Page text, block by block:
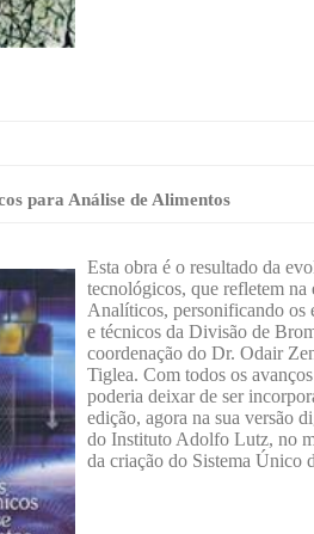
para Análise de Alimentos
Esta obra é o resultado da
tecnológicos, que refletem na
Analíticos, personificando os
e técnicos da Divisão de
coordenação do Dr. Odair
Tiglea. Com todos os
poderia deixar de ser
edição, agora na sua versão
do Instituto Adolfo Lutz, no
da criação do Sistema Único